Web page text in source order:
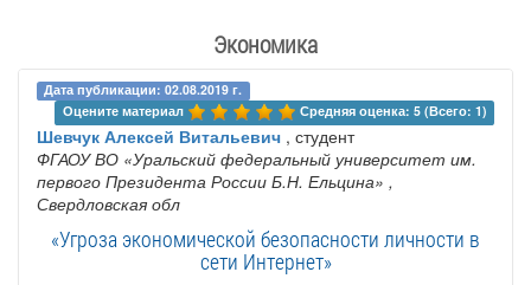
Экономика
Дата публикации: 02.08.2019 г.
Оцените материал
Средняя оценка: 5 (Всего: 1)
Шевчук Алексей Витальевич , студент
ФГАОУ ВО «Уральский федеральный университет им.
первого Президента России Б.Н. Ельцина» ,
Свердловская обл
«Угроза экономической безопасности личности в
сети Интернет»